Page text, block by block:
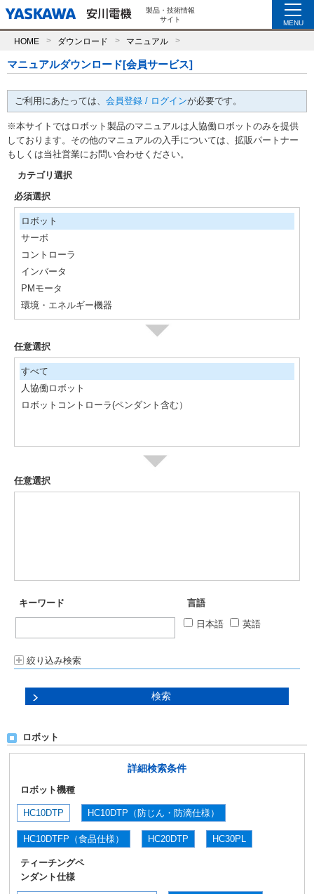
製品・技術情報
サイト
MENU
HOME ダウンロード マニュアル
マニュアルダウンロード[会員サービス]
ご利用にあたっては、 会員登録 / ログインが必要です。
※本サイトではロボット製品のマニュアルは人協働ロボットのみを提供
しております。その他のマニュアルの入手については、拡販パートナー
もしくは当社営業にお問い合わせください。
カテゴリ選択
必須選択
ロボット
サーボ
コントローラ
インバータ
PMモータ
環境・エネルギー機器
任意選択
すべて
人協働ロボット
ロボットコントローラ(ペンダント含む）
任意選択
キーワード
言語
日本語
英語
絞り込み検索
ロボット
詳細検索条件
ロボット機種
HC10DTP HC10DTP（防じん・防滴仕様）
HC10DTFP（食品仕様） HC20DTP HC30PL
ティーチングペ
ンダント仕様